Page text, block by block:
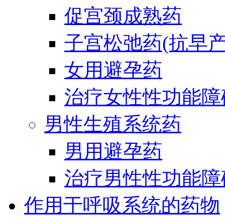
促宫颈成熟药
子宫松弛药(抗早
女用避孕药
治疗女性性功能
男性生殖系统药
男用避孕药
治疗男性性功能
作用于呼吸系统的药物